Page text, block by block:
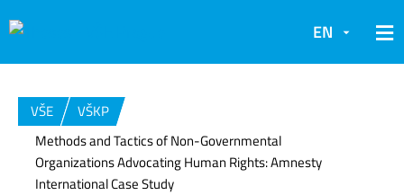
EN
VŠE
VŠKP
Methods and Tactics of Non-Governmental
Organizations Advocating Human Rights: Amnesty
International Case Study